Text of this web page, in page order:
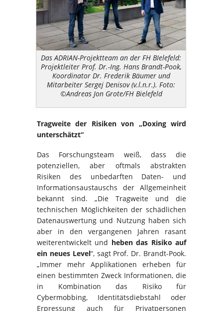
Das ADRIAN-Projektteam an der FH BIelefeld:
Projektleiter Prof. Dr.-Ing. Hans Brandt-Pook,
Koordinator Dr. Frederik Bäumer und
Mitarbeiter Sergej Denisov (v.l.n.r.). Foto:
©Andreas Jon Grote/FH Bielefeld
Tragweite der Risiken von „Doxing wird
unterschätzt“
Das Forschungsteam weiß, dass die
potenziellen, aber oftmals abstrakten
Risiken des unbedarften Daten- und
Informationsaustauschs der Allgemeinheit
bekannt sind. „Die Tragweite und die
technischen Möglichkeiten der schädlichen
Datenauswertung und Nutzung haben sich
aber in den vergangenen Jahren rasant
weiterentwickelt und heben das Risiko auf
ein neues Level“, sagt Prof. Dr. Brandt-Pook.
„Immer mehr Applikationen erheben für
einen bestimmten Zweck Informationen, die
in Kombination das Risiko für
Cybermobbing, Identitätsdiebstahl oder
Erpressung auch für Privatpersonen